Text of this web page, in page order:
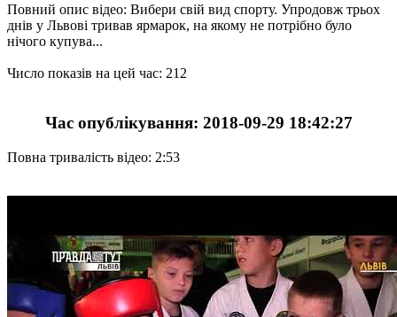
Повний опис відео: Вибери свій вид спорту. Упродовж трьох
днів у Львові тривав ярмарок, на якому не потрібно було
нічого купува...
Число показів на цей час: 212
Час опублікування: 2018-09-29 18:42:27
Повна тривалість відео: 2:53